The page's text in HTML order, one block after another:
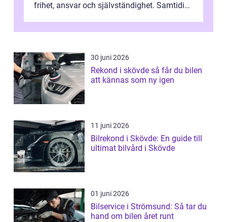
frihet, ansvar och självständighet. Samtidigt
30 juni 2026
Rekond i skövde så får du bilen
att kännas som ny igen
11 juni 2026
Bilrekond i Skövde: En guide till
ultimat bilvård i Skövde
01 juni 2026
Bilservice i Strömsund: Så tar du
hand om bilen året runt